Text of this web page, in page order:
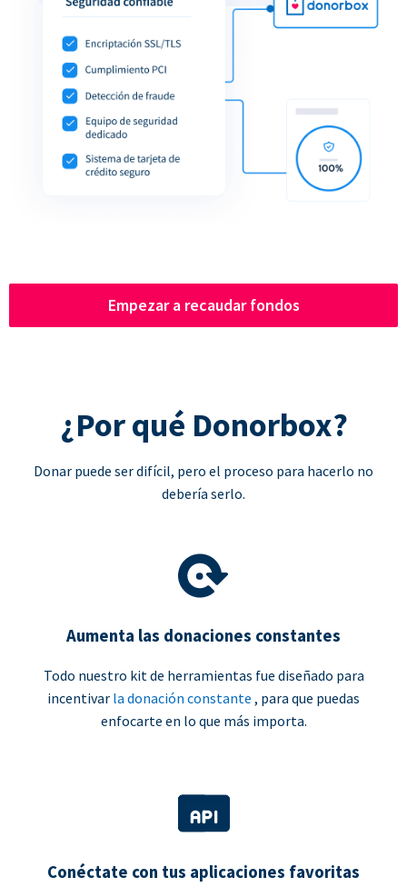
Empezar a recaudar fondos
¿Por qué Donorbox?
Donar puede ser difícil, pero el proceso para hacerlo no
debería serlo.
Aumenta las donaciones constantes
Todo nuestro kit de herramientas fue diseñado para
incentivar la donación constante , para que puedas
enfocarte en lo que más importa.
Conéctate con tus aplicaciones favoritas